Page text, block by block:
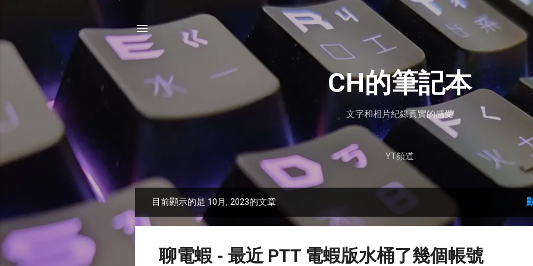
跳到主要內容
CH的筆記本
文字和相片紀錄真實的感受
YT頻道
表
目前顯示的是 10月, 2023的文章
聊電蝦 - 最近 PTT 電蝦版水桶了幾個帳號